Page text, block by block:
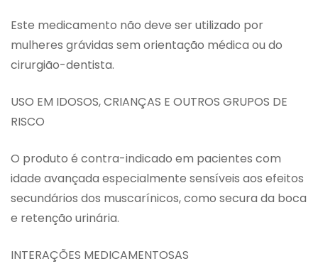
Este medicamento não deve ser utilizado por
mulheres grávidas sem orientação médica ou do
cirurgião-dentista.
USO EM IDOSOS, CRIANÇAS E OUTROS GRUPOS DE
RISCO
O produto é contra-indicado em pacientes com
idade avançada especialmente sensíveis aos efeitos
secundários dos muscarínicos, como secura da boca
e retenção urinária.
INTERAÇÕES MEDICAMENTOSAS